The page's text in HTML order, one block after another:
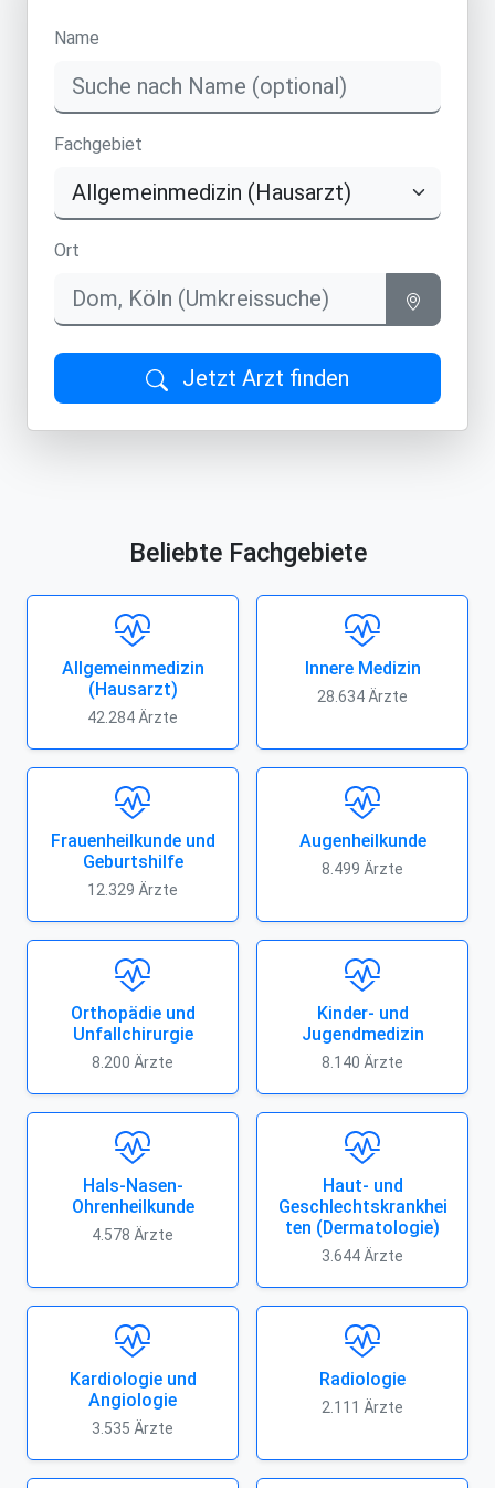
Name
Fachgebiet
Ort
Jetzt Arzt finden
Beliebte Fachgebiete
Allgemeinmedizin
(Hausarzt)
42.284 Ärzte
Innere Medizin
28.634 Ärzte
Frauenheilkunde und
Geburtshilfe
12.329 Ärzte
Augenheilkunde
8.499 Ärzte
Orthopädie und
Unfallchirurgie
8.200 Ärzte
Kinder- und
Jugendmedizin
8.140 Ärzte
Hals-Nasen-
Ohrenheilkunde
4.578 Ärzte
Haut- und
Geschlechtskrankhei
ten (Dermatologie)
3.644 Ärzte
Kardiologie und
Angiologie
3.535 Ärzte
Radiologie
2.111 Ärzte